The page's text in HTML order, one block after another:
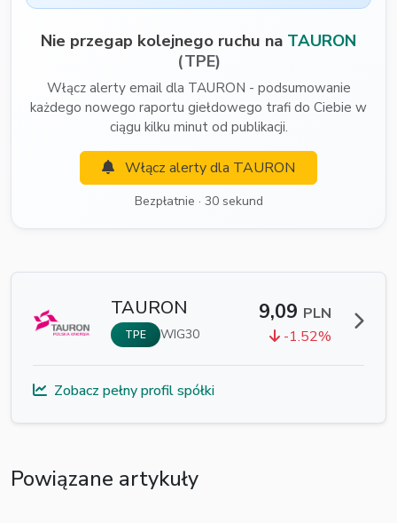
Nie przegap kolejnego ruchu na TAURON
(TPE)
Włącz alerty email dla TAURON - podsumowanie
każdego nowego raportu giełdowego trafi do Ciebie w
ciągu kilku minut od publikacji.
Włącz alerty dla TAURON
Bezpłatnie · 30 sekund
TAURON
TPE WIG30
9,09 PLN
-1.52%
Zobacz pełny profil spółki
Powiązane artykuły